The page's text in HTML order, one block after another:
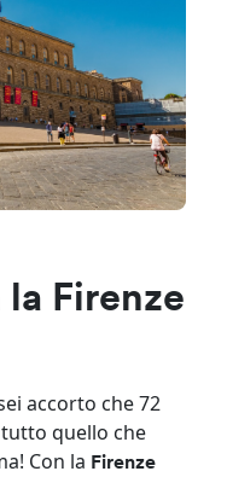
Firenze
accorto che 72
quello che
Con la Firenze